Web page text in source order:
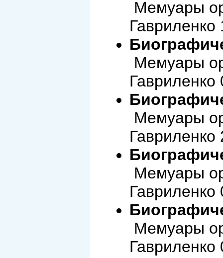
Мемуары
Мемуары
Мемуары
Мемуары
Мемуары